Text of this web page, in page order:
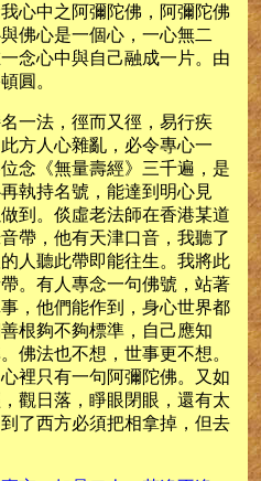
心中之阿彌陀佛，阿彌陀佛
佛心是一個心，一心無二
念心中與自己融成一片。由
圓。
一法，徑而又徑，易行疾
方人心雜亂，必令專心一
念《無量壽經》三千遍，是
執持名號，能達到明心見
到。倓虛老法師在香港某道
帶，他有天津口音，我聽了
人聽此帶即能往生。我將此
。有人專念一句佛號，站著
，他們能作到，身心世界都
根夠不夠標準，自己應知
佛法也不想，世事更不想。
裡只有一句阿彌陀佛。又如
觀日落，睜眼閉眼，還有太
了西方必須把相拿掉，但去